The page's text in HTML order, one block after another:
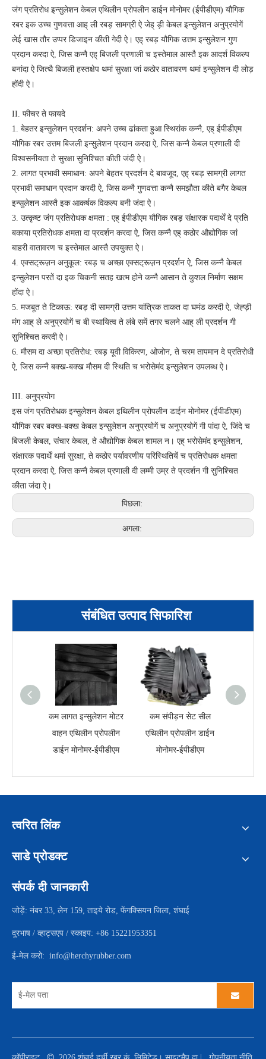
जंग प्रतिरोध इन्सुलेशन केबल एथिलीन प्रोपलीन डाईन मोनोमर (ईपीडीएम) यौगिक
रबर इक उच्च गुणवत्ता आह् ली रबड़ सामग्री ऐ जेह् ड़ी केबल इन्सुलेशन अनुप्रयोगें
लेई खास तौर उप्पर डिजाइन कीती गेदी ऐ। एह् रबड़ यौगिक उत्तम इन्सुलेशन गुण
प्रदान करदा ऐ, जिस कन्नै एह् बिजली प्रणाली च इस्तेमाल आस्तै इक आदर्श विकल्प
बनांदा ऐ जित्थै बिजली हस्तक्षेप थमां सुरक्षा जां कठोर वातावरण थमां इन्सुलेशन दी लोड़
होंदी ऐ।
II. फीचर ते फायदे
1. बेहतर इन्सुलेशन प्रदर्शन: अपने उच्च ढांकता हुआ स्थिरांक कन्नै, एह् ईपीडीएम
यौगिक रबर उत्तम बिजली इन्सुलेशन प्रदान करदा ऐ, जिस कन्नै केबल प्रणाली दी
विश्वसनीयता ते सुरक्षा सुनिश्चित कीती जंदी ऐ।
2. लागत प्रभावी समाधान: अपने बेहतर प्रदर्शन दे बावजूद, एह् रबड़ सामग्री लागत
प्रभावी समाधान प्रदान करदी ऐ, जिस कन्नै गुणवत्ता कन्नै समझौता कीते बगैर केबल
इन्सुलेशन आस्तै इक आकर्षक विकल्प बनी जंदा ऐ।
3. उत्कृष्ट जंग प्रतिरोधक क्षमता : एह् ईपीडीएम यौगिक रबड़ संक्षारक पदार्थें दे प्रति
बकाया प्रतिरोधक क्षमता दा प्रदर्शन करदा ऐ, जिस कन्नै एह् कठोर औद्योगिक जां
बाहरी वातावरण च इस्तेमाल आस्तै उपयुक्त ऐ।
4. एक्सट्रूज़न अनुकूल: रबड़ च अच्छा एक्सट्रूज़न प्रदर्शन ऐ, जिस कन्नै केबल
इन्सुलेशन परतें दा इक चिकनी सतह खत्म होने कन्नै आसान ते कुशल निर्माण सक्षम
होंदा ऐ।
5. मजबूत ते टिकाऊ: रबड़ दी सामग्री उत्तम यांत्रिक ताकत दा घमंड करदी ऐ, जेह्ड़ी
मंग आह् ले अनुप्रयोगें च बी स्थायित्व ते लंबे समें तगर चलने आह् ली प्रदर्शन गी
सुनिश्चित करदी ऐ।
6. मौसम दा अच्छा प्रतिरोध: रबड़ यूवी विकिरण, ओजोन, ते चरम तापमान दे प्रतिरोधी
ऐ, जिस कन्नै बक्ख-बक्ख मौसम दी स्थिति च भरोसेमंद इन्सुलेशन उपलब्ध ऐ।
III. अनुप्रयोग
इस जंग प्रतिरोधक इन्सुलेशन केबल इथिलीन प्रोपलीन डाईन मोनोमर (ईपीडीएम)
यौगिक रबर बक्ख-बक्ख केबल इन्सुलेशन अनुप्रयोगें च अनुप्रयोगें गी पांदा ऐ, जिंदे च
बिजली केबल, संचार केबल, ते औद्योगिक केबल शामल न। एह् भरोसेमंद इन्सुलेशन,
संक्षारक पदार्थें थमां सुरक्षा, ते कठोर पर्यावरणीय परिस्थितियें च प्रतिरोधक क्षमता
प्रदान करदा ऐ, जिस कन्नै केबल प्रणाली दी लम्मी उम्र ते प्रदर्शन गी सुनिश्चित
कीता जंदा ऐ।
पिछला:
अगला:
संबंधित उत्पाद सिफारिश
कम लागत इन्सुलेशन मोटर
वाहन एथिलीन प्रोपलीन
डाईन मोनोमर-ईपीडीएम
कम संपीड़न सेट सील
एथिलीन प्रोपलीन डाईन
मोनोमर-ईपीडीएम
त्वरित लिंक
साडे प्रोडक्ट
संपर्क दी जानकारी
जोड़ें: नंबर 33, लेन 159, ताइये रोड, फेंगक्सियन जिला, शंघाई
दूरभाष / व्हाट्सएप / स्काइप: +86 15221953351
ई-मेल करो: info@herchyrubber.com